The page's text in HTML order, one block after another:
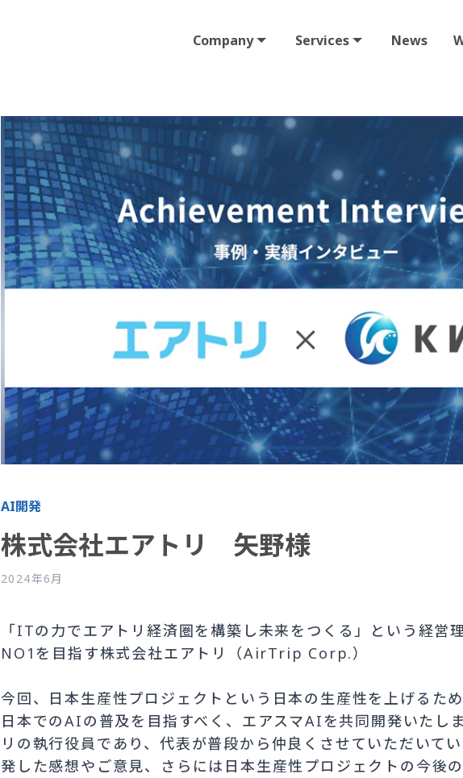
Company Services News
AI開発
株式会社エアトリ 矢野様
2024年6月
「ITの力でエアトリ経済圏を構築し未来をつくる」という経営
NO1を目指す株式会社エアトリ（AirTrip Corp.）
今回、日本生産性プロジェクトという日本の生産性を上げるため
日本でのAIの普及を目指すべく、エアスマAIを共同開発いたし
リの執行役員であり、代表が普段から仲良くさせていただいて
発した感想やご意見、さらには日本生産性プロジェクトの今後